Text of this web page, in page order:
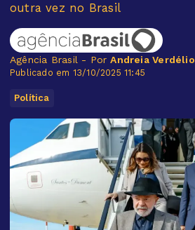
outra vez no Brasil
Agência Brasil - PorAndreia Verdélio
Publicado em 13/10/2025 11:45
Política